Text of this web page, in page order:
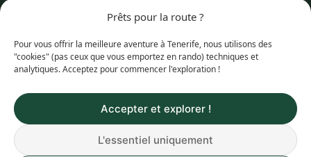
Prêts pour la route ?
Pour vous offrir la meilleure aventure à Tenerife, nous utilisons des
"cookies" (pas ceux que vous emportez en rando) techniques et
analytiques. Acceptez pour commencer l'exploration !
Accepter et explorer !
L'essentiel uniquement
DÉCOUVRIR